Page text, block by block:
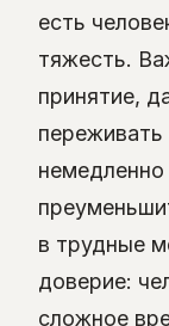
есть
тяжесть.
принятие,
переживать
в трудные
доверие:
сложное